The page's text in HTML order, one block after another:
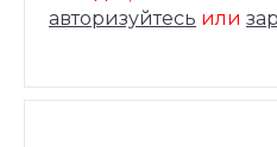
авторизуйтесь или